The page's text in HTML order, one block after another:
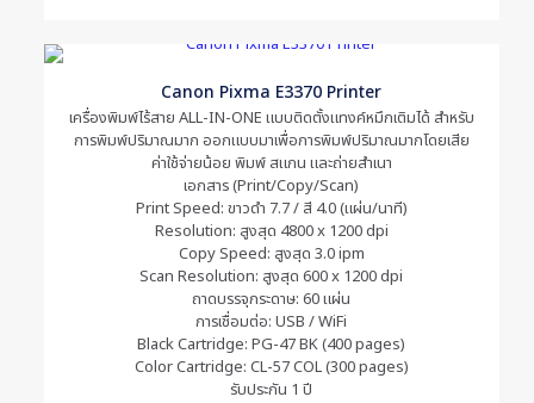
Save my name, email, and website in this browser for the
next time I comment.
Canon Pixma E3370 Printer
เครื่องพิมพ์ไร้สาย ALL-IN-ONE แบบติดตั้งแทงค์หมึกเติมได้ สำหรับ
การพิมพ์ปริมาณมาก ออกแบบมาเพื่อการพิมพ์ปริมาณมากโดยเสีย
ค่าใช้จ่ายน้อย พิมพ์ สแกน และถ่ายสำเนา
เอกสาร (Print/Copy/Scan)
Print Speed: ขาวดำ 7.7 / สี 4.0 (แผ่น/นาที)
Resolution: สูงสุด 4800 x 1200 dpi
Copy Speed: สูงสุด 3.0 ipm
Scan Resolution: สูงสุด 600 x 1200 dpi
ถาดบรรจุกระดาษ: 60 แผ่น
การเชื่อมต่อ: USB / WiFi
Black Cartridge: PG-47 BK (400 pages)
Color Cartridge: CL-57 COL (300 pages)
รับประกัน 1 ปี